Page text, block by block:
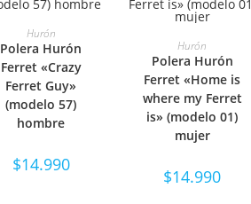
SELECCIONAR
OPCIONES
Hurón
Polera Hurón
Ferret «Crazy
Ferret Guy»
(modelo 57)
hombre
$14.990
SELECCIONAR
OPCIONES
Hurón
Polera Hurón
Ferret «Home is
where my Ferret
is» (modelo 01)
mujer
$14.990